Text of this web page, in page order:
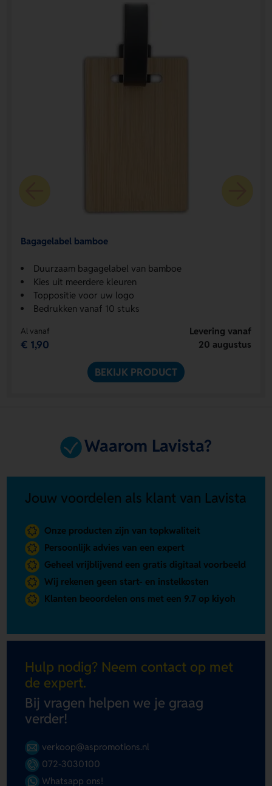
Bagagelabel bamboe
Duurzaam bagagelabel van bamboe
Kies uit meerdere kleuren
Toppositie voor uw logo
Bedrukken vanaf 10 stuks
Al vanaf
€ 1,90
Levering vanaf
20 augustus
BEKIJK PRODUCT
Waarom Lavista?
Jouw voordelen als klant van Lavista
Onze producten zijn van topkwaliteit
Persoonlijk advies van een expert
Geheel vrijblijvend een gratis digitaal voorbeeld
Wij rekenen geen start- en instelkosten
Klanten beoordelen ons met een 9.7 op kiyoh
Hulp nodig? Neem contact op met
de expert.
Bij vragen helpen we je graag
verder!
verkoop@aspromotions.nl
072-3030100
Whatsapp ons!